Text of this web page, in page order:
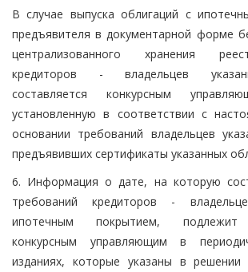
В случае выпуска облигаций с
предъявителя в документарной форме
централизованного хранения
кредиторов - владельцев
составляется конкурсным
установленную в соответствии с
основании требований владельцев
предъявивших сертификаты указанных
6. Информация о дате, на которую
требований кредиторов -
ипотечным покрытием, подлежит
конкурсным управляющим в
изданиях, которые указаны в